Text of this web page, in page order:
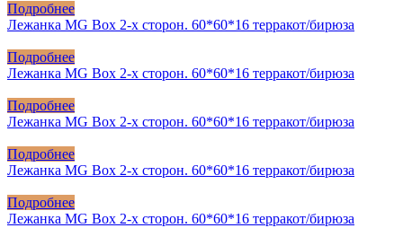
Подробнее
Лежанка MG Box 2-х сторон. 60*60*16 терракот/бирюза
Подробнее
Лежанка MG Box 2-х сторон. 60*60*16 терракот/бирюза
Подробнее
Лежанка MG Box 2-х сторон. 60*60*16 терракот/бирюза
Подробнее
Лежанка MG Box 2-х сторон. 60*60*16 терракот/бирюза
Подробнее
Лежанка MG Box 2-х сторон. 60*60*16 терракот/бирюза